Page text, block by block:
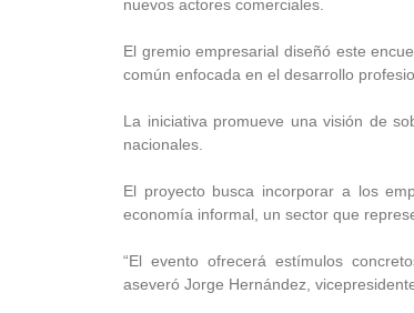
nuevos actores comerciales.
El gremio empresarial diseñó este
común enfocada en el desarrollo
La iniciativa promueve una visión de
nacionales.
El proyecto busca incorporar a los
economía informal, un sector que
“El evento ofrecerá estímulos
aseveró Jorge Hernández,